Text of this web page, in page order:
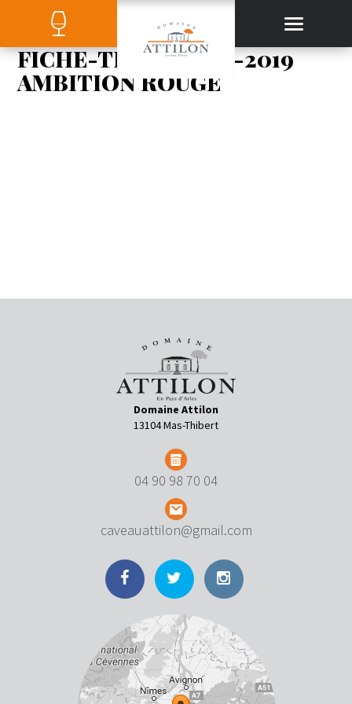
FICHE-TECHNIQUE-2019
AMBITION ROUGE
Domaine Attilon
13104 Mas-Thibert
04 90 98 70 04
caveauattilon@gmail.com